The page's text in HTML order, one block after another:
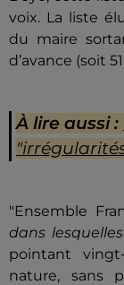
voix. La liste
du maire
d’avance (soit
À lire aussi :
"Ensemble
dans
pointant
nature, sans